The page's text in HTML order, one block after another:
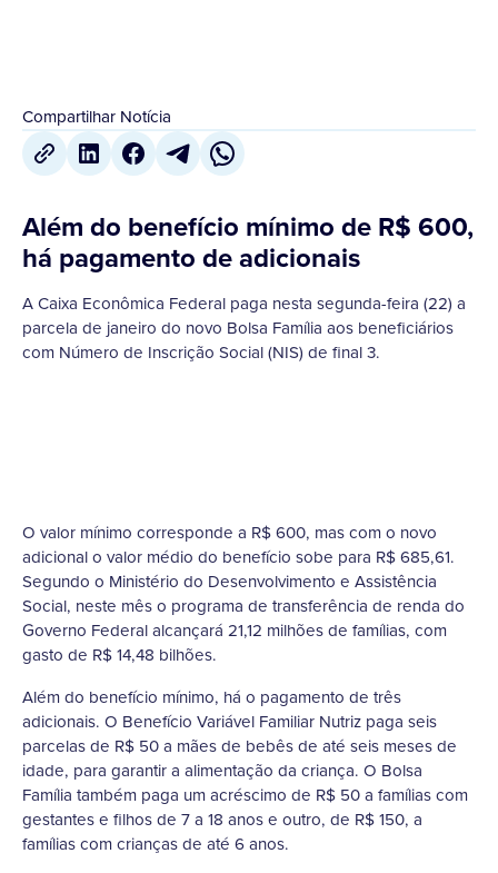
Compartilhar Notícia
Além do benefício mínimo de R$ 600,
há pagamento de adicionais
A Caixa Econômica Federal paga nesta segunda-feira (22) a
parcela de janeiro do novo Bolsa Família aos beneficiários
com Número de Inscrição Social (NIS) de final 3.
O valor mínimo corresponde a R$ 600, mas com o novo
adicional o valor médio do benefício sobe para R$ 685,61.
Segundo o Ministério do Desenvolvimento e Assistência
Social, neste mês o programa de transferência de renda do
Governo Federal alcançará 21,12 milhões de famílias, com
gasto de R$ 14,48 bilhões.
Além do benefício mínimo, há o pagamento de três
adicionais. O Benefício Variável Familiar Nutriz paga seis
parcelas de R$ 50 a mães de bebês de até seis meses de
idade, para garantir a alimentação da criança. O Bolsa
Família também paga um acréscimo de R$ 50 a famílias com
gestantes e filhos de 7 a 18 anos e outro, de R$ 150, a
famílias com crianças de até 6 anos.